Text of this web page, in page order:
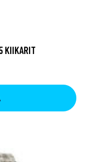
KIIKARIT